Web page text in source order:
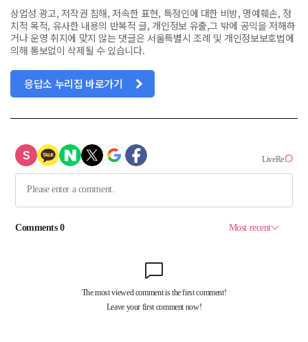
상업성 광고, 저작권 침해, 저속한 표현, 특정인에 대한 비방, 명예훼손, 정
치적 목적, 유사한 내용의 반복적 글, 개인정보 유출,그 밖에 공익을 저해하
거나 운영 취지에 맞지 않는 댓글은 서울특별시 조례 및 개인정보보호법에
의해 통보없이 삭제될 수 있습니다.
응답소 누리집 바로가기